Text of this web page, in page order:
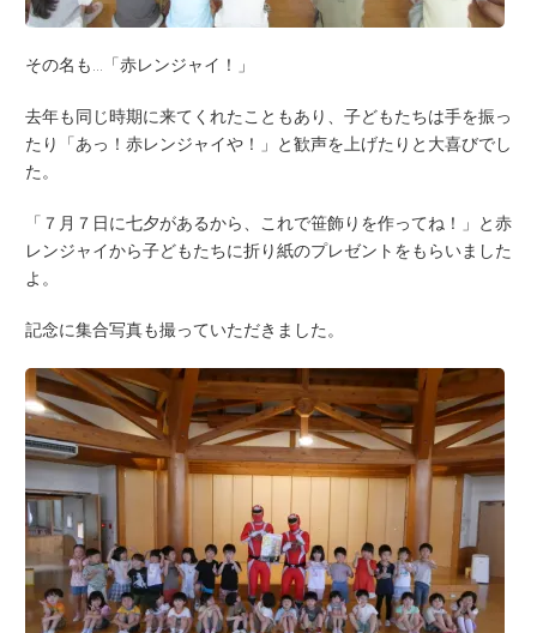
その名も…「赤レンジャイ！」
去年も同じ時期に来てくれたこともあり、子どもたちは手を振っ
たり「あっ！赤レンジャイや！」と歓声を上げたりと大喜びでし
た。
「７月７日に七夕があるから、これで笹飾りを作ってね！」と赤
レンジャイから子どもたちに折り紙のプレゼントをもらいました
よ。
記念に集合写真も撮っていただきました。